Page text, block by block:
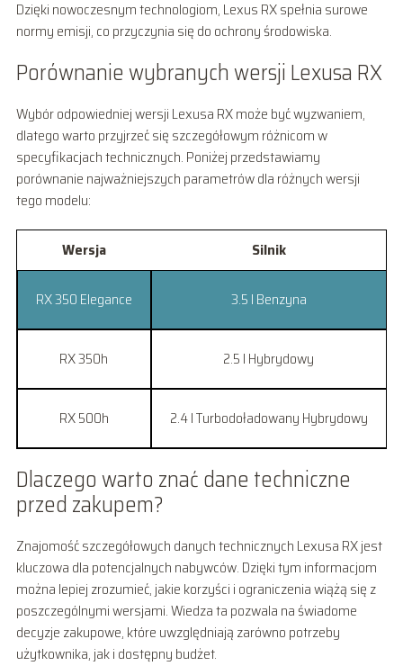
Dzięki nowoczesnym technologiom, Lexus RX spełnia surowe
normy emisji, co przyczynia się do ochrony środowiska.
Porównanie wybranych wersji Lexusa RX
Wybór odpowiedniej wersji Lexusa RX może być wyzwaniem,
dlatego warto przyjrzeć się szczegółowym różnicom w
specyfikacjach technicznych. Poniżej przedstawiamy
porównanie najważniejszych parametrów dla różnych wersji
tego modelu:
Wersja Silnik
RX 350 Elegance 3.5 l Benzyna
RX 350h 2.5 l Hybrydowy
RX 500h 2.4 l Turbodoładowany Hybrydowy
Dlaczego warto znać dane techniczne
przed zakupem?
Znajomość szczegółowych danych technicznych Lexusa RX jest
kluczowa dla potencjalnych nabywców. Dzięki tym informacjom
można lepiej zrozumieć, jakie korzyści i ograniczenia wiążą się z
poszczególnymi wersjami. Wiedza ta pozwala na świadome
decyzje zakupowe, które uwzględniają zarówno potrzeby
użytkownika, jak i dostępny budżet.